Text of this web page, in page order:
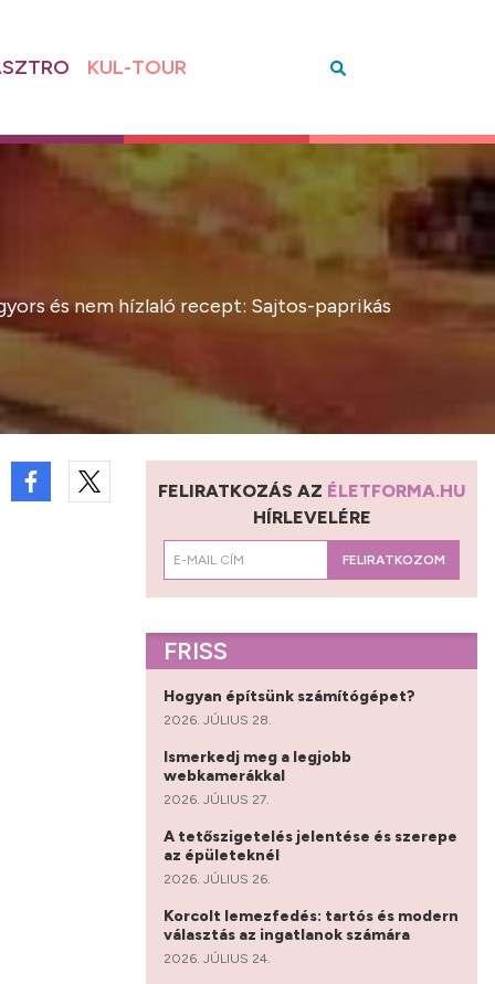
KUL-TOUR
és nem hízlaló recept: Sajtos-paprikás
FELIRATKOZÁS AZ ÉLETFORMA.HU
HÍRLEVELÉRE
FELIRATKOZOM
FRISS
Hogyan építsünk számítógépet?
2026. JÚLIUS 28.
Ismerkedj meg a legjobb
webkamerákkal
2026. JÚLIUS 27.
A tetőszigetelés jelentése és szerepe
az épületeknél
2026. JÚLIUS 26.
Korcolt lemezfedés: tartós és modern
választás az ingatlanok számára
2026. JÚLIUS 24.